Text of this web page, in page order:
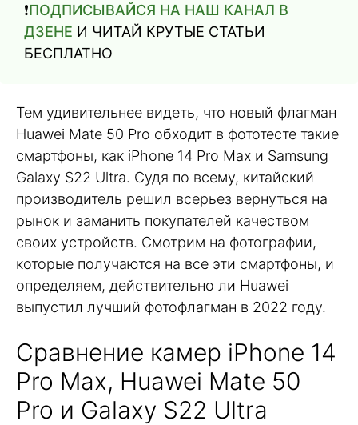
❗️ПОДПИСЫВАЙСЯ НА НАШ КАНАЛ В
ДЗЕНЕ И ЧИТАЙ КРУТЫЕ СТАТЬИ
БЕСПЛАТНО
Тем удивительнее видеть, что новый флагман
Huawei Mate 50 Pro обходит в фототесте такие
смартфоны, как iPhone 14 Pro Max и Samsung
Galaxy S22 Ultra. Судя по всему, китайский
производитель решил всерьез вернуться на
рынок и заманить покупателей качеством
своих устройств. Смотрим на фотографии,
которые получаются на все эти смартфоны, и
определяем, действительно ли Huawei
выпустил лучший фотофлагман в 2022 году.
Сравнение камер iPhone 14
Pro Max, Huawei Mate 50
Pro и Galaxy S22 Ultra